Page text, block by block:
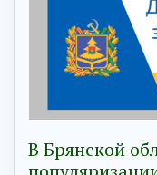
В Брянской